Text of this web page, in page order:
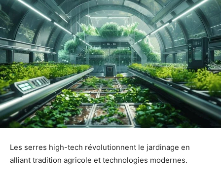
Les serres high-tech révolutionnent le jardinage en
alliant tradition agricole et technologies modernes.